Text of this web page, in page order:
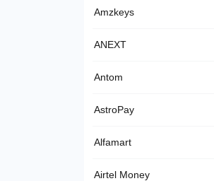
Amzkeys
ANEXT
Antom
AstroPay
Alfamart
Airtel Money